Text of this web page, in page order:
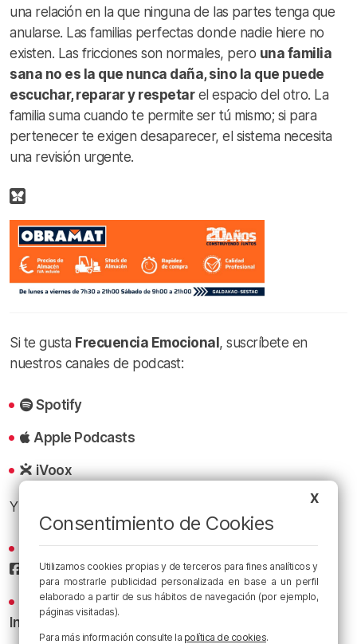
una relación en la que ninguna de las partes tenga que
anularse. Las familias perfectas donde nadie hiere no
existen. Las fricciones son normales, pero una familia
sana no es la que nunca daña, sino la que puede
escuchar, reparar y respetarel espacio del otro. La
familia suma cuando te permite ser tú mismo; si para
pertenecer te exigen desaparecer, el sistema necesita
una revisión urgente.
Si te gusta Frecuencia Emocional, suscríbete en
nuestros canales de podcast:
Spotify
Apple Podcasts
iVoox
Y sigue a
Sigue todas las noticias de Bilbao y Bizkaia en nuestro
Facebook
Conoce la radio desde dentro en nuestro
Instagram
X
Consentimiento de Cookies
Utilizamos cookies propias y de terceros para fines analíticos y
para mostrarle publicidad personalizada en base a un perfil
elaborado a partir de sus hábitos de navegación (por ejemplo,
páginas visitadas).
Para más información consulte la política de cookies.